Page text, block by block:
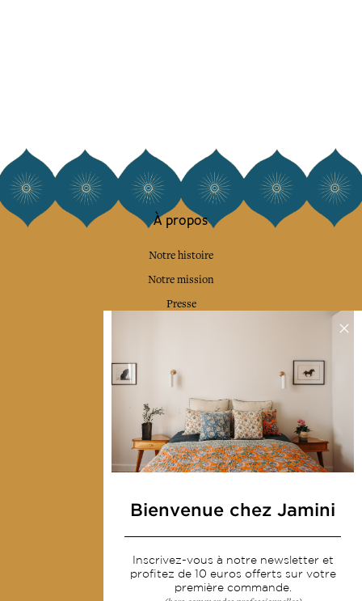
À propos
Notre histoire
Notre mission
Presse
Collections
Déco & Linge de maison
Linge de table
Sacs & pochettes
Services
Livraison & retour
CGV
Bienvenue chez Jamini
Inscrivez-vous à notre newsletter et
profitez de 10 euros offerts sur votre
première commande.